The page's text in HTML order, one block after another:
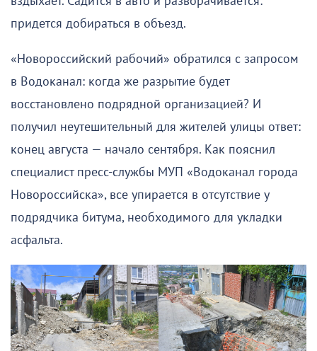
придется добираться в объезд.
«Новороссийский рабочий» обратился с запросом
в Водоканал: когда же разрытие будет
восстановлено подрядной организацией? И
получил неутешительный для жителей улицы ответ:
конец августа — начало сентября. Как пояснил
специалист пресс-службы МУП «Водоканал города
Новороссийска», все упирается в отсутствие у
подрядчика битума, необходимого для укладки
асфальта.